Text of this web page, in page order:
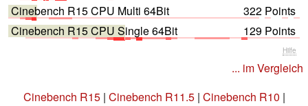
Cinebench R15 CPU Multi 64Bit
322 Points
Cinebench R15 CPU Single 64Bit
129 Points
Hilfe
... im Vergleich
Cinebench R15| Cinebench R11.5| Cinebench R10 |